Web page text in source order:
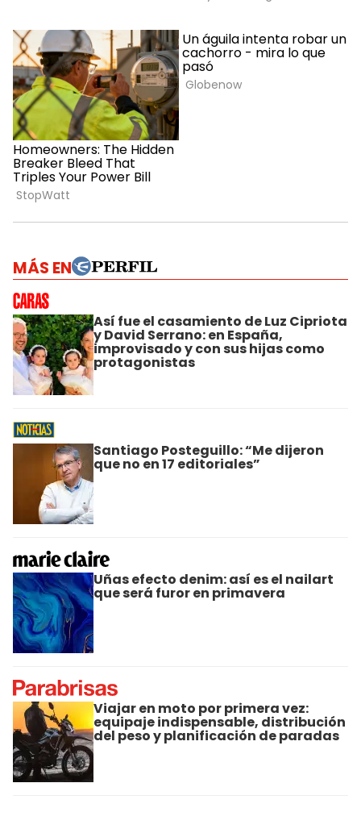
MÁS EN
Así fue el casamiento de Luz Cipriota
y David Serrano: en España,
improvisado y con sus hijas como
protagonistas
Santiago Posteguillo: “Me dijeron
que no en 17 editoriales”
Uñas efecto denim: así es el nailart
que será furor en primavera
Viajar en moto por primera vez:
equipaje indispensable, distribución
del peso y planificación de paradas